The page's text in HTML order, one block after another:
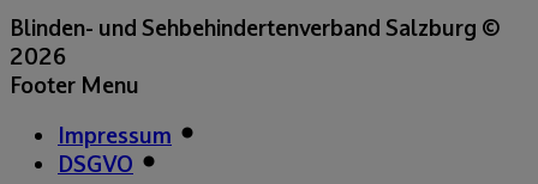
Blinden- und Sehbehindertenverband Salzburg ©
2026
Footer Menu
Impressum
DSGVO